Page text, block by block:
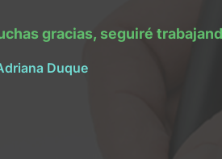
gracias, seguiré
Duque